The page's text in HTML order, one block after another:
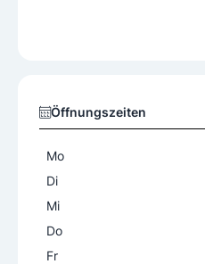
Öffnungszeiten
Mo
Di
Mi
Do
Fr